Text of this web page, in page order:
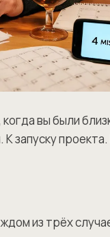
вы были
запуску
из трёх